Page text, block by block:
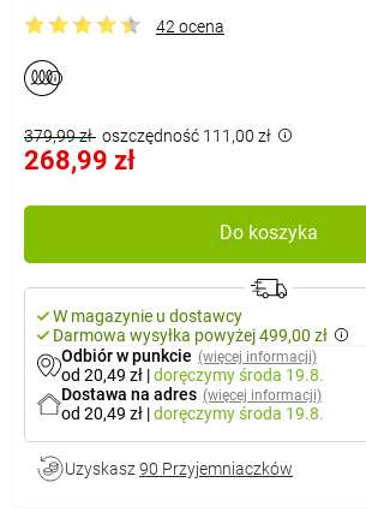
42 ocena
379,99 zł oszczędność 111,00 zł
268,99 zł
Do koszyka
W magazynie u dostawcy
Darmowa wysyłka powyżej 499,00 zł
Odbiór w punkcie (więcej informacji)
od 20,49 zł |doręczymyśroda 19.8.
Dostawa na adres (więcej informacji)
od 20,49 zł |doręczymyśroda 19.8.
Uzyskasz 90 Przyjemniaczków